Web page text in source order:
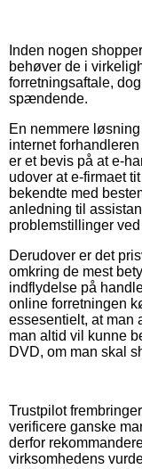
Inden nogen
behøver de i
forretningsaftale,
spændende.
En nemmere
internet
er et bevis på at e-
udover at e-firmaet
bekendte med
anledning til
problemstillinger
Derudover er det
omkring de mest
indflydelse på
online forretningen
essesentielt, at man
man altid vil kunne
DVD, om man skal
Trustpilot
verificere ganske
derfor
virksomhedens